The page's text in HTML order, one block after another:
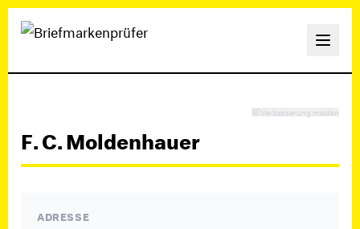
Verbesserung melden
F. C. Moldenhauer
ADRESSE